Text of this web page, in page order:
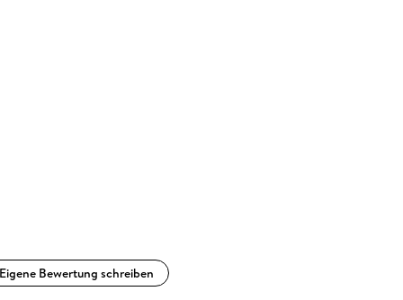
Eigene Bewertung schreiben